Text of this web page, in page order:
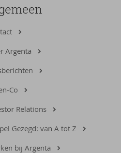
Argenta
Co
Relations
Gezegd: van A tot Z
bij Argenta